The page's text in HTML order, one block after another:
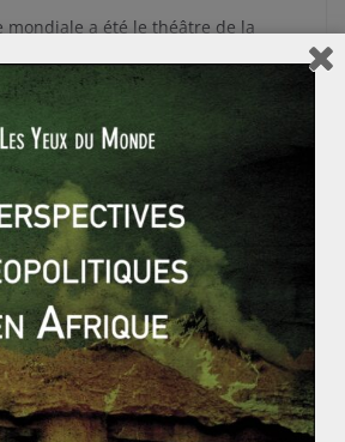
mondiale a été le théâtre de la